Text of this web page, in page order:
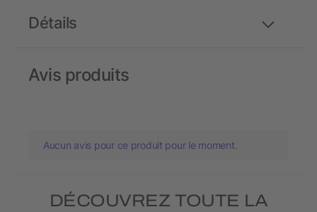
Détails
Avis produits
Aucun avis pour ce produit pour le moment.
DÉCOUVREZ TOUTE LA